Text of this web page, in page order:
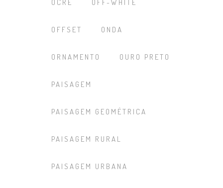
OCRE OFF-WHITE
OFFSET ONDA
ORNAMENTO OURO PRETO
PAISAGEM
PAISAGEM GEOMÉTRICA
PAISAGEM RURAL
PAISAGEM URBANA